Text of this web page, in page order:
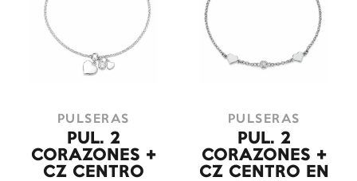
PULSERAS
PUL. 2
CORAZONES +
CZ CENTRO
PULSERAS
PUL. 2
CORAZONES +
CZ CENTRO EN